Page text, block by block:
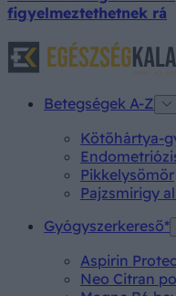
figyelmeztethetnek rá
Betegségek A-Z
Kötőhártya-
Pikkelysömör
Pajzsmirigy
Gyógyszerkereső*
Aspirin
Neo Citran